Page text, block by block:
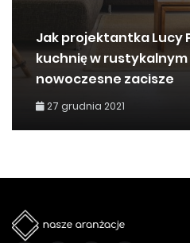
Jak projektantka Lucy
kuchnię w
nowoczesne zacisze
27 grudnia 2021